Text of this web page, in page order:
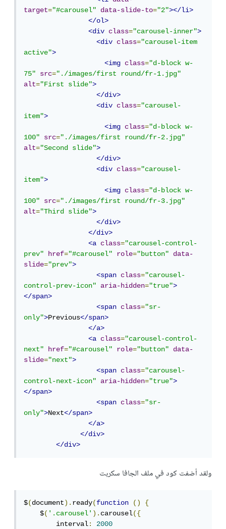
target="#carousel" data-slide-to="2"></li>
</ol>
<div
class="carousel-inner">
<div
class="carousel-item
active">
<img
class="d-block w-
75"
src="./images/first round/fr-1.jpg"
alt="First slide">
</div>
<div
class="carousel-
item">
<img
class="d-block w-
100"
src="./images/first round/fr-2.jpg"
alt="Second slide">
</div>
<div
class="carousel-
item">
<img
class="d-block w-
100"
src="./images/first round/fr-3.jpg"
alt="Third slide">
</div>
</div>
<a
class="carousel-control-
prev"
href="#carousel" role="button"
data-
slide="prev">
<span
class="carousel-
control-prev-icon"
aria-hidden="true">
</span>
<span
class="sr-
only">Previous</span>
</a>
<a
class="carousel-control-
next"
href="#carousel" role="button"
data-
slide="next">
<span
class="carousel-
control-next-icon"
aria-hidden="true">
</span>
<span
class="sr-
only">Next</span>
</a>
</div>
</div>
ولقد أضفت كود في ملف الجافا سكربت
$(document).ready(function ()
{
    $
('.carousel').carousel({
        interval
:
2000